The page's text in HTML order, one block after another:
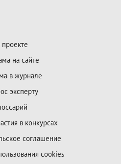
на сайте
в журнале
эксперту
в конкурсах
соглашение
cookies